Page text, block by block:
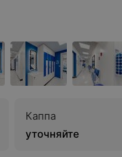
Каппа
уточняйте